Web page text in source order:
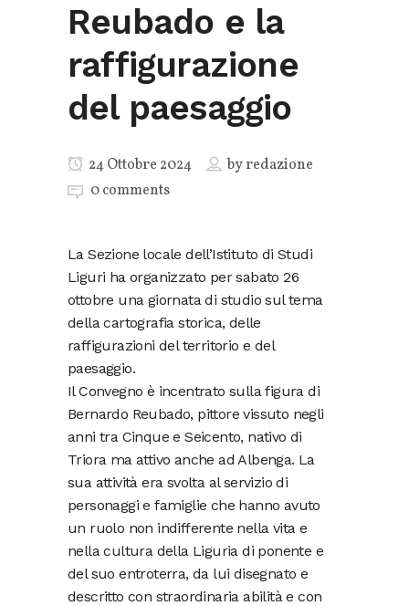
Reubado e la
raffigurazione
del paesaggio
24 Ottobre 2024 byredazione
0 comments
La Sezione locale dell’Istituto di Studi
Liguri ha organizzato per sabato 26
ottobre una giornata di studio sul tema
della cartografia storica, delle
raffigurazioni del territorio e del
paesaggio.
Il Convegno è incentrato sulla figura di
Bernardo Reubado, pittore vissuto negli
anni tra Cinque e Seicento, nativo di
Triora ma attivo anche ad Albenga. La
sua attività era svolta al servizio di
personaggi e famiglie che hanno avuto
un ruolo non indifferente nella vita e
nella cultura della Liguria di ponente e
del suo entroterra, da lui disegnato e
descritto con straordinaria abilità e con